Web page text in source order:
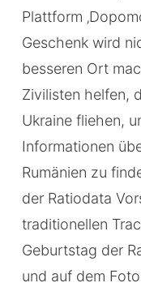
Plattform
Geschenk wird
besseren Ort
Zivilisten helfen,
Ukraine fliehen,
Informationen
Rumänien zu
der Ratiodata
traditionellen
Geburtstag der
und auf dem